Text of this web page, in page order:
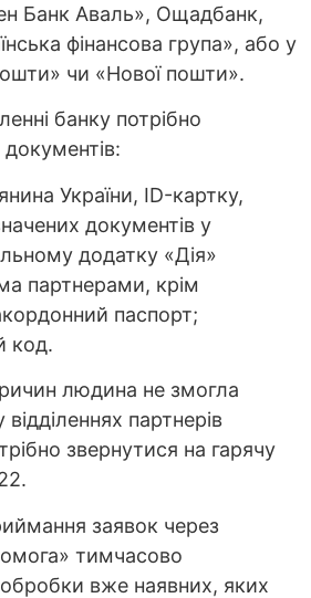
Банк Аваль», Ощадбанк,
фінансова група», або у
чи «Нової пошти».
банку потрібно
України, ID-картку,
документів у
додатку «Дія»
партнерами, крім
паспорт;
код.
людина не змогла
партнерів
звернутися на гарячу
заявок через
тимчасово
вже наявних, яких